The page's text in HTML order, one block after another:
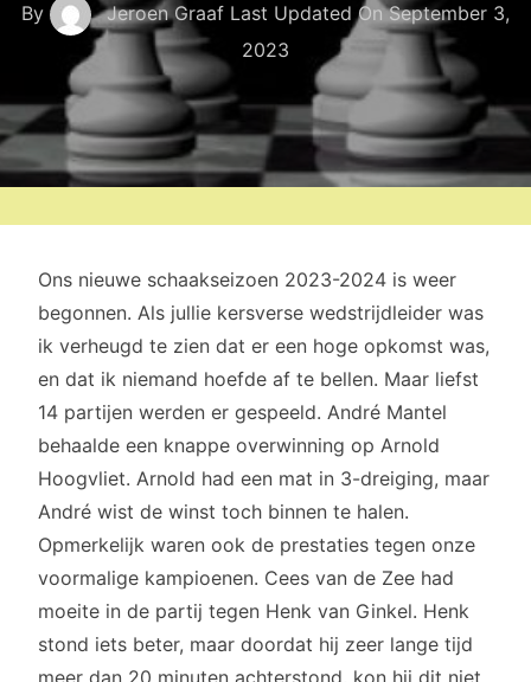
By Jeroen Graaf Last Updated OnSeptember 3,
2023
Ons nieuwe schaakseizoen 2023-2024 is weer
begonnen. Als jullie kersverse wedstrijdleider was
ik verheugd te zien dat er een hoge opkomst was,
en dat ik niemand hoefde af te bellen. Maar liefst
14 partijen werden er gespeeld. André Mantel
behaalde een knappe overwinning op Arnold
Hoogvliet. Arnold had een mat in 3-dreiging, maar
André wist de winst toch binnen te halen.
Opmerkelijk waren ook de prestaties tegen onze
voormalige kampioenen. Cees van de Zee had
moeite in de partij tegen Henk van Ginkel. Henk
stond iets beter, maar doordat hij zeer lange tijd
meer dan 20 minuten achterstond, kon hij dit niet